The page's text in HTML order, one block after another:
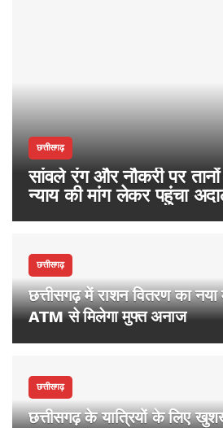
छत्तीसगढ़
सांवले रंग और नौकरी पर
न्याय की मांग लेकर पहुंचा
छत्तीसगढ़
छत्तीसगढ़ में राशन वितरण का
ATM से मिलेगा मुफ्त अनाज
छत्तीसगढ़
छत्तीसगढ़ के यात्रियों के लिए